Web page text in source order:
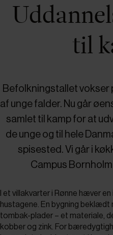
til
Befolkningstallet vokser
af unge falder. Nu går
samlet til kamp for at
de unge og til hele
spisested. Vi går i
Campus
I et villakvarter i Rønne hæver
hustagene. En bygning beklædt
tombak-plader – et materiale,
kobber og zink. For